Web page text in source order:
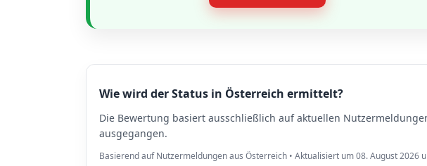
Wie wird der Status in Österreich ermittelt?
Die Bewertung basiert ausschließlich auf aktuellen
ausgegangen.
Basierend auf Nutzermeldungen aus Österreich • Aktualisiert um 08. August 2026